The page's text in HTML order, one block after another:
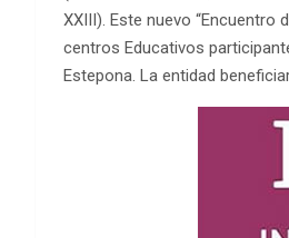
XXIII). Este nuevo
centros Educativos
Estepona. La entidad